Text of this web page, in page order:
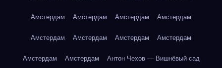
Амстердам Амстердам Амстердам Амстердам
Амстердам Амстердам Амстердам Амстердам
Амстердам Амстердам Антон Чехов — Вишнёвый сад